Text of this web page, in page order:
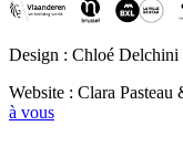
Design : Chloé
Website : Clara
à vous